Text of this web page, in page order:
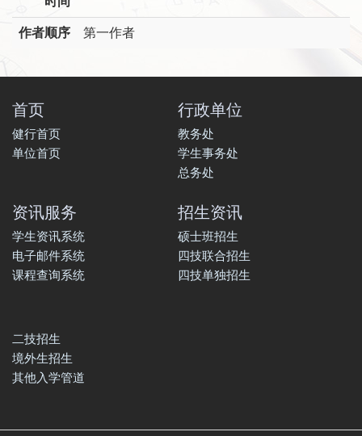
作者顺序 第一作者
首页
健行首页
单位首页
行政单位
教务处
学生事务处
总务处
资讯服务
学生资讯系统
电子邮件系统
课程查询系统
招生资讯
硕士班招生
四技联合招生
四技单独招生
二技招生
境外生招生
其他入学管道